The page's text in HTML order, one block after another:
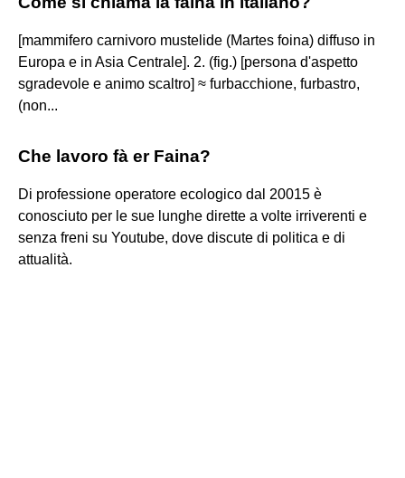
[mammifero carnivoro mustelide (Martes foina) diffuso in
Europa e in Asia Centrale]. 2. (fig.) [persona d'aspetto
sgradevole e animo scaltro] ≈ furbacchione, furbastro,
(non...
Che lavoro fà er Faina?
Di professione operatore ecologico dal 20015 è
conosciuto per le sue lunghe dirette a volte irriverenti e
senza freni su Youtube, dove discute di politica e di
attualità.